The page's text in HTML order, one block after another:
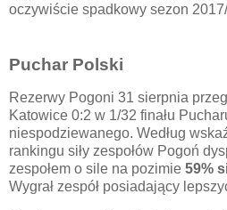
oczywiście spadkowy sezon
Puchar Polski
Rezerwy Pogoni 31 sierpnia
Katowice 0:2 w 1/32 finału
niespodziewanego. Według
rankingu siły zespołów Pogoń
zespołem o sile na pozimie 59%
Wygrał zespół posiadający